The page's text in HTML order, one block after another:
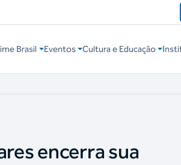
Brasil Eventos Cultura e Educação
encerra sua